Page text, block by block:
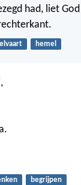
had, liet
hemel
begrijpen